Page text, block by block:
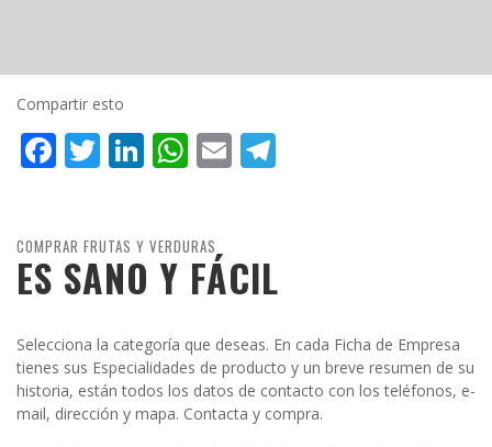
Compartir esto
Facebook
Twitter
LinkedIn
WhatsApp
Email
COMPRAR FRUTAS Y VERDURAS
ES SANO Y FÁCIL
Selecciona la categoría que deseas. En cada Ficha de Empresa
tienes sus Especialidades de producto y un breve resumen de su
historia, están todos los datos de contacto con los teléfonos, e-
mail, dirección y mapa. Contacta y compra.